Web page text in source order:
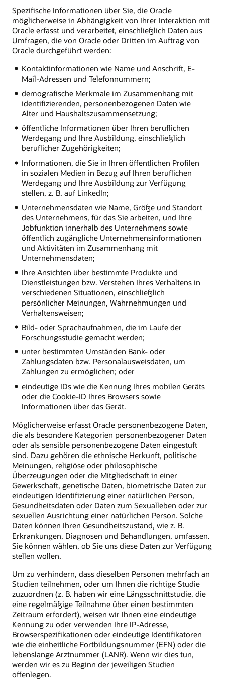
Spezifische Informationen über Sie, die Oracle
möglicherweise in Abhängigkeit von Ihrer Interaktion mit
Oracle erfasst und verarbeitet, einschließlich Daten aus
Umfragen, die von Oracle oder Dritten im Auftrag von
Oracle durchgeführt werden:
Kontaktinformationen wie Name und Anschrift, E-
Mail-Adressen und Telefonnummern;
demografische Merkmale im Zusammenhang mit
identifizierenden, personenbezogenen Daten wie
Alter und Haushaltszusammensetzung;
öffentliche Informationen über Ihren beruflichen
Werdegang und Ihre Ausbildung, einschließlich
beruflicher Zugehörigkeiten;
Informationen, die Sie in Ihren öffentlichen Profilen
in sozialen Medien in Bezug auf Ihren beruflichen
Werdegang und Ihre Ausbildung zur Verfügung
stellen, z. B. auf LinkedIn;
Unternehmensdaten wie Name, Größe und Standort
des Unternehmens, für das Sie arbeiten, und Ihre
Jobfunktion innerhalb des Unternehmens sowie
öffentlich zugängliche Unternehmensinformationen
und Aktivitäten im Zusammenhang mit
Unternehmensdaten;
Ihre Ansichten über bestimmte Produkte und
Dienstleistungen bzw. Verstehen Ihres Verhaltens in
verschiedenen Situationen, einschließlich
persönlicher Meinungen, Wahrnehmungen und
Verhaltensweisen;
Bild- oder Sprachaufnahmen, die im Laufe der
Forschungsstudie gemacht werden;
unter bestimmten Umständen Bank- oder
Zahlungsdaten bzw. Personalausweisdaten, um
Zahlungen zu ermöglichen; oder
eindeutige IDs wie die Kennung Ihres mobilen Geräts
oder die Cookie-ID Ihres Browsers sowie
Informationen über das Gerät.
Möglicherweise erfasst Oracle personenbezogene Daten,
die als besondere Kategorien personenbezogener Daten
oder als sensible personenbezogene Daten eingestuft
sind. Dazu gehören die ethnische Herkunft, politische
Meinungen, religiöse oder philosophische
Überzeugungen oder die Mitgliedschaft in einer
Gewerkschaft, genetische Daten, biometrische Daten zur
eindeutigen Identifizierung einer natürlichen Person,
Gesundheitsdaten oder Daten zum Sexualleben oder zur
sexuellen Ausrichtung einer natürlichen Person. Solche
Daten können Ihren Gesundheitszustand, wie z. B.
Erkrankungen, Diagnosen und Behandlungen, umfassen.
Sie können wählen, ob Sie uns diese Daten zur Verfügung
stellen wollen.
Um zu verhindern, dass dieselben Personen mehrfach an
Studien teilnehmen, oder um Ihnen die richtige Studie
zuzuordnen (z. B. haben wir eine Längsschnittstudie, die
eine regelmäßige Teilnahme über einen bestimmten
Zeitraum erfordert), weisen wir Ihnen eine eindeutige
Kennung zu oder verwenden Ihre IP-Adresse,
Browserspezifikationen oder eindeutige Identifikatoren
wie die einheitliche Fortbildungsnummer (EFN) oder die
lebenslange Arztnummer (LANR). Wenn wir dies tun,
werden wir es zu Beginn der jeweiligen Studien
offenlegen.